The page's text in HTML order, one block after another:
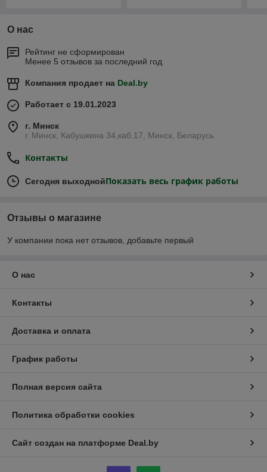
О нас
Рейтинг не сформирован
Менее 5 отзывов за последний год
Компания продает на Deal.by
Работает с 19.01.2023
г. Минск
г. Минск, Кабушкина 34,каб.17, Минск, Беларусь
Контакты
Сегодня выходнойПоказать весь график работы
Отзывы о магазине
У компании пока нет отзывов, добавьте первый
О нас
Контакты
Доставка и оплата
График работы
Полная версия сайта
Политика обработки cookies
Сайт создан на платформе Deal.by